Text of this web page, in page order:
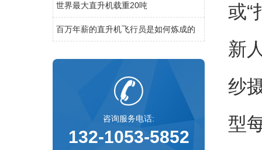
世界最大直升机载重20吨
百万年薪的直升机飞行员是如何炼成的
咨询服务电话:
132-1053-5852
或“
新
纱
型